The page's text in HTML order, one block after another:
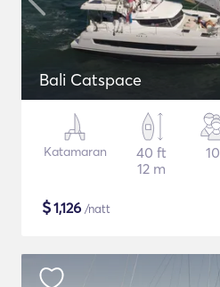
Bali Catspace
Katamaran
40 ft
12 m
10
$1,126 /natt